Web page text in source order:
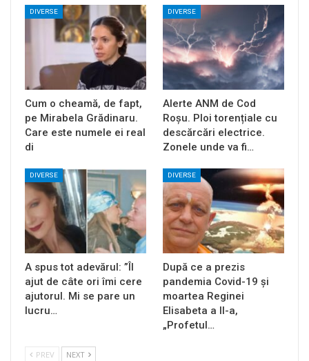
DIVERSE
Cum o cheamă, de fapt,
pe Mirabela Grădinaru.
Care este numele ei real
di
DIVERSE
Alerte ANM de Cod
Roșu. Ploi torențiale cu
descărcări electrice.
Zonele unde va fi…
DIVERSE
A spus tot adevărul: ”Îl
ajut de câte ori îmi cere
ajutorul. Mi se pare un
lucru…
DIVERSE
După ce a prezis
pandemia Covid-19 și
moartea Reginei
Elisabeta a II-a,
„Profetul…
PREV NEXT